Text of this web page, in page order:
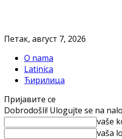
Петак, август 7, 2026
O nama
Latinica
Ћирилица
Пријавите се
Dobrodošli! Ulogujte se na
vaše
vaša